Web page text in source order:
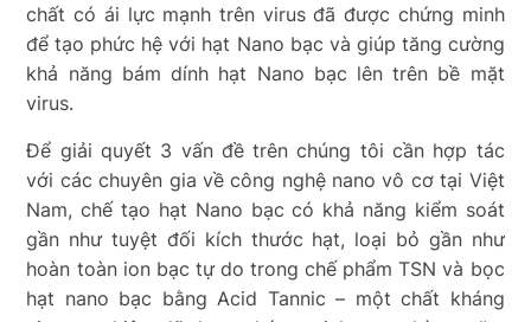
chất có ái lực mạnh trên virus đã được chứng minh
để tạo phức hệ với hạt Nano bạc và giúp tăng cường
khả năng bám dính hạt Nano bạc lên trên bề mặt
virus.
Để giải quyết 3 vấn đề trên chúng tôi cần hợp tác
với các chuyên gia về công nghệ nano vô cơ tại Việt
Nam, chế tạo hạt Nano bạc có khả năng kiểm soát
gần như tuyệt đối kích thước hạt, loại bỏ gần như
hoàn toàn ion bạc tự do trong chế phẩm TSN và bọc
hạt nano bạc bằng Acid Tannic – một chất kháng